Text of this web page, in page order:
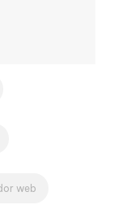
web